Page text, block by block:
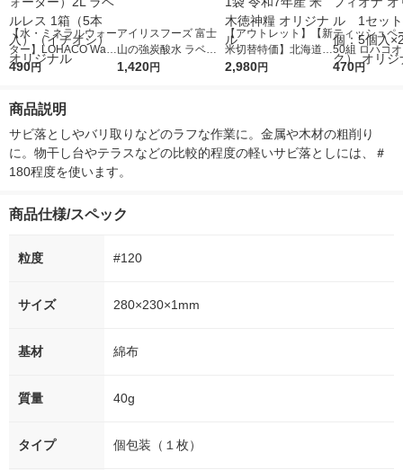
【水・ミネラルウォー
ター】LOHACO Wate
r（ロハコウォータ
シ） オリジナル
490円
アイリスフーズ 富士
山の強炭酸水 ラベル
レス 500ml 1箱（24
1,420円
【アウトレット】【新
米切替特価】北海道産
ななつぼし 無洗米 5k
2,980円
ティッシュペ
50組 ロハコ
ルソフトパッ
オリジナル
470円
商品説明
サビ落としやバリ取りなどのラフな作業に。金属や木材の粗削り
に。物干し台やテラスなどの比較的程度の軽いサビ落としには、＃
180程度を使います。
商品仕様/スペック
粒度 #120
サイズ 280×230×1mm
基材 綿布
質量 40g
タイプ 個包装（１枚）